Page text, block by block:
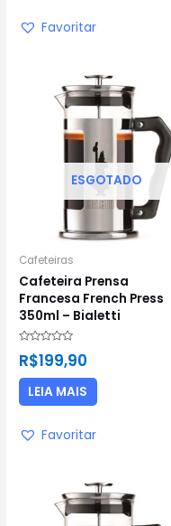
Favoritar
ESGOTADO
Cafeteiras
Cafeteira Prensa
Francesa French Press
350ml – Bialetti
0
5
R$199,90
LEIA MAIS
Favoritar